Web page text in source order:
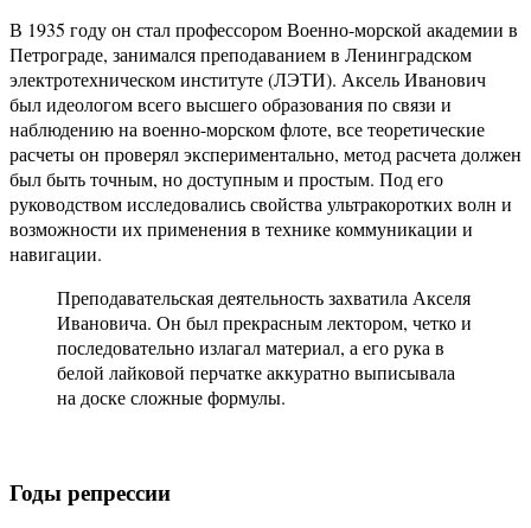
В 1935 году он стал профессором Военно-морской академии в
Петрограде, занимался преподаванием в Ленинградском
электротехническом институте (ЛЭТИ). Аксель Иванович
был идеологом всего высшего образования по связи и
наблюдению на военно-морском флоте, все теоретические
расчеты он проверял экспериментально, метод расчета должен
был быть точным, но доступным и простым. Под его
руководством исследовались свойства ультракоротких волн и
возможности их применения в технике коммуникации и
навигации.
Преподавательская деятельность захватила Акселя
Ивановича. Он был прекрасным лектором, четко и
последовательно излагал материал, а его рука в
белой лайковой перчатке аккуратно выписывала
на доске сложные формулы.
Годы репрессии